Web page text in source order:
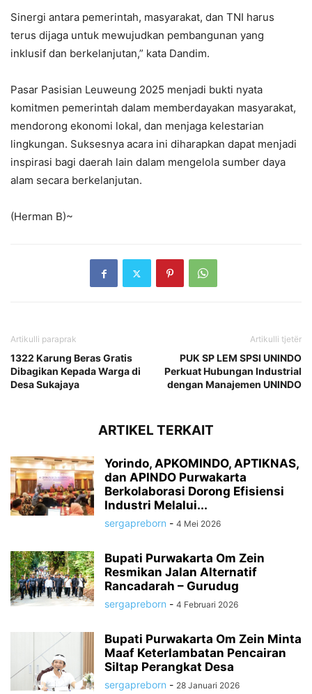
Sinergi antara pemerintah, masyarakat, dan TNI harus
terus dijaga untuk mewujudkan pembangunan yang
inklusif dan berkelanjutan,” kata Dandim.
Pasar Pasisian Leuweung 2025 menjadi bukti nyata
komitmen pemerintah dalam memberdayakan masyarakat,
mendorong ekonomi lokal, dan menjaga kelestarian
lingkungan. Suksesnya acara ini diharapkan dapat menjadi
inspirasi bagi daerah lain dalam mengelola sumber daya
alam secara berkelanjutan.
(Herman B)~
Artikulli paraprak
1322 Karung Beras Gratis
Dibagikan Kepada Warga di
Desa Sukajaya
Artikulli tjetër
PUK SP LEM SPSI UNINDO
Perkuat Hubungan Industrial
dengan Manajemen UNINDO
ARTIKEL TERKAIT
Yorindo, APKOMINDO, APTIKNAS,
dan APINDO Purwakarta
Berkolaborasi Dorong Efisiensi
Industri Melalui...
sergapreborn - 4 Mei 2026
Bupati Purwakarta Om Zein
Resmikan Jalan Alternatif
Rancadarah – Gurudug
sergapreborn - 4 Februari 2026
Bupati Purwakarta Om Zein Minta
Maaf Keterlambatan Pencairan
Siltap Perangkat Desa
sergapreborn - 28 Januari 2026